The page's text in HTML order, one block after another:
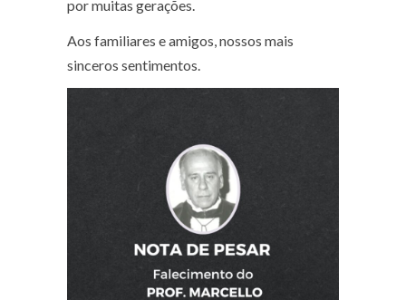
por muitas gerações.
Aos familiares e amigos, nossos mais
sinceros sentimentos.